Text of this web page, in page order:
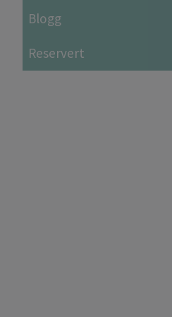
Blogg
Reservert